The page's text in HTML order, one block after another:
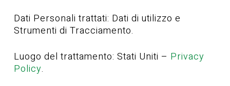
Dati Personali trattati: Dati di utilizzo e
Strumenti di Tracciamento.
Luogo del trattamento: Stati Uniti – Privacy
Policy.